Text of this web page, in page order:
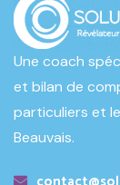
Une coach
et bilan de
particuliers et
Beauvais.